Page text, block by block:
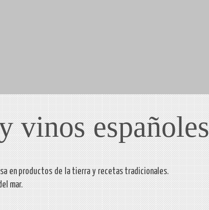
vinos españoles
en productos de la tierra y recetas tradicionales.
mar.